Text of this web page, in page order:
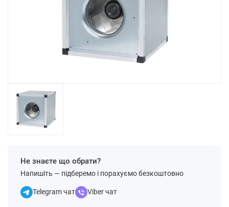
Не знаєте що обрати?
Напишіть — підберемо і порахуємо безкоштовно
Telegram чат Viber чат